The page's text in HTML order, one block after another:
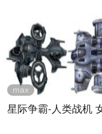
max